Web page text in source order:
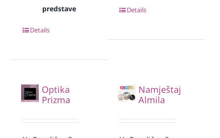
predstave
Details
Details
Optika
Prizma
Namještaj
Almila